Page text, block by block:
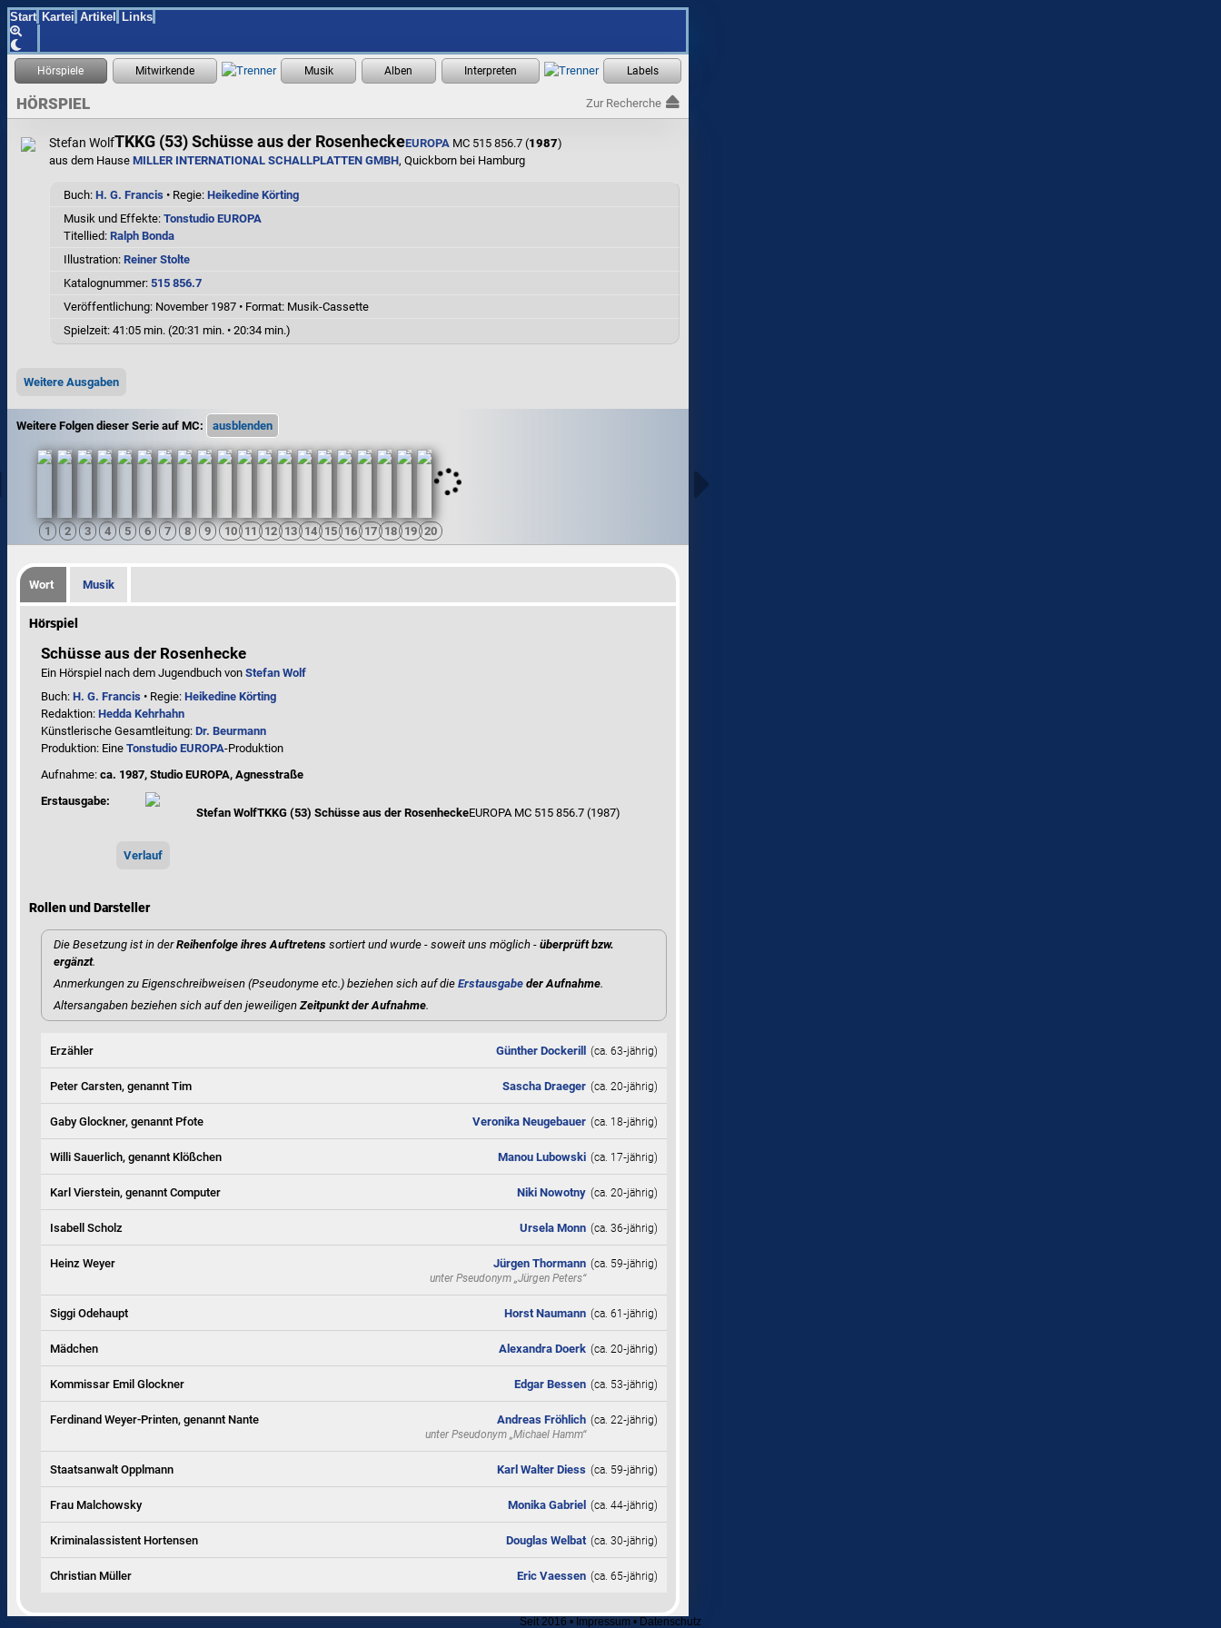
Start Kartei Artikel Links
HÖRSPIEL Zur Recherche
Stefan WolfTKKG (53) Schüsse aus der RosenheckeEUROPA MC 515 856.7 (1987)
aus dem Hause MILLER INTERNATIONAL SCHALLPLATTEN GMBH, Quickborn bei Hamburg
Buch: H. G. Francis • Regie: Heikedine Körting
Musik und Effekte: Tonstudio EUROPA
Titellied: Ralph Bonda
Illustration: Reiner Stolte
Katalognummer: 515 856.7
Veröffentlichung: November 1987 • Format: Musik-Cassette
Spielzeit: 41:05 min. (20:31 min. • 20:34 min.)
Weitere Ausgaben
Weitere Folgen dieser Serie auf MC:
Wort Musik
Hörspiel
Schüsse aus der Rosenhecke
Ein Hörspiel nach dem Jugendbuch von Stefan Wolf
Buch: H. G. Francis• Regie: Heikedine Körting
Redaktion: Hedda Kehrhahn
Künstlerische Gesamtleitung: Dr. Beurmann
Produktion: Eine Tonstudio EUROPA-Produktion
Aufnahme: ca. 1987, Studio EUROPA, Agnesstraße
Erstausgabe:
Stefan WolfTKKG (53) Schüsse aus der RosenheckeEUROPA MC 515 856.7 (1987)
Verlauf
Rollen und Darsteller
Die Besetzung ist in derReihenfolge ihres Auftretens sortiert und wurde - soweit uns möglich - überprüft bzw.
ergänzt.
Anmerkungen zu Eigenschreibweisen (Pseudonyme etc.) beziehen sich auf die Erstausgabeder Aufnahme.
Altersangaben beziehen sich auf den jeweiligenZeitpunkt der Aufnahme.
Erzähler Günther Dockerill (ca. 63‑jährig)
Peter Carsten, genannt Tim Sascha Draeger (ca. 20‑jährig)
Gaby Glockner, genannt Pfote Veronika Neugebauer (ca. 18‑jährig)
Willi Sauerlich, genannt Klößchen Manou Lubowski (ca. 17‑jährig)
Karl Vierstein, genannt Computer Niki Nowotny (ca. 20‑jährig)
Isabell Scholz Ursela Monn (ca. 36‑jährig)
Heinz Weyer Jürgen Thormann
unter Pseudonym „Jürgen Peters“
(ca. 59‑jährig)
Siggi Odehaupt Horst Naumann (ca. 61‑jährig)
Mädchen Alexandra Doerk (ca. 20‑jährig)
Kommissar Emil Glockner Edgar Bessen (ca. 53‑jährig)
Ferdinand Weyer-Printen, genannt Nante Andreas Fröhlich
unter Pseudonym „Michael Hamm“
(ca. 22‑jährig)
Staatsanwalt Opplmann Karl Walter Diess (ca. 59‑jährig)
Frau Malchowsky Monika Gabriel (ca. 44‑jährig)
Kriminalassistent Hortensen Douglas Welbat (ca. 30‑jährig)
Christian Müller Eric Vaessen (ca. 65‑jährig)
Seit 2016 • Impressum • Datenschutz